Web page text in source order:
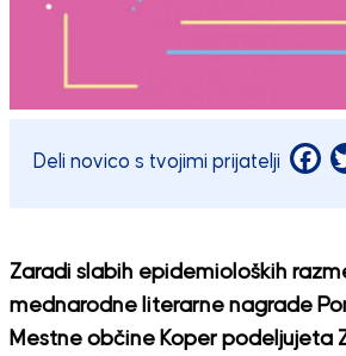
Deli novico s tvojimi prijatelji
Zaradi slabih epidemioloških
mednarodne literarne nagrade
Mestne občine Koper podeljujeta